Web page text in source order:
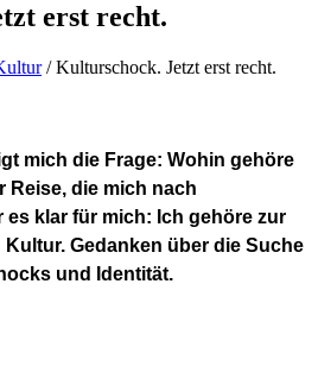
erst recht.
/Kulturschock. Jetzt erst recht.
mich die Frage: Wohin gehöre
Reise, die mich nach
es klar für mich: Ich gehöre zur
Gedanken über die Suche
und Identität.